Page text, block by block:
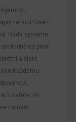
Ráda vytvářím
od první
a čisté
💌
na naši